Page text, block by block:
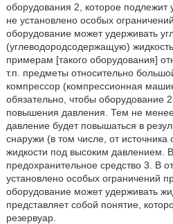
оборудования 2, которое подлежит
не установлено особых
оборудование может удерживать
(углеводородсодержащую)
примерам [такого оборудования]
т.п. предметы относительно
компрессор (компрессионная
обязательно, чтобы оборудование
повышения давления. Тем не
давление будет повышаться в
снаружи (в том числе, от источника
жидкости под высоким давлением.
предохранительное средство 3. В
установлено особых ограничений
оборудование может удерживать
представляет собой понятие,
резервуар.